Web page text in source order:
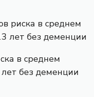
в среднем
без деменции